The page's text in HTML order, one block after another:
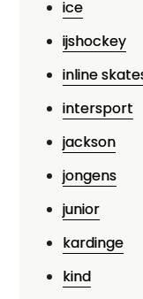
ice
ijshockey
inline
intersport
jackson
jongens
junior
kardinge
kind